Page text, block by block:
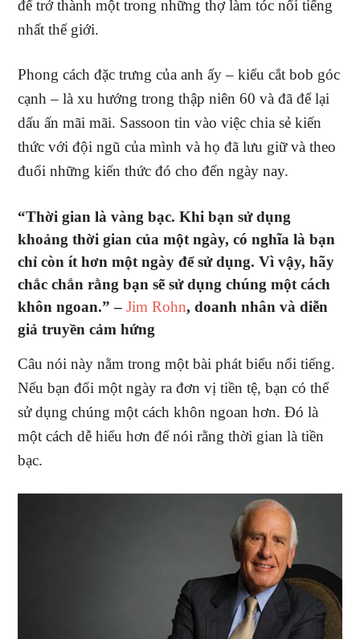
để trở thành một trong những thợ làm tóc nổi tiếng
nhất thế giới.
Phong cách đặc trưng của anh ấy – kiểu cắt bob góc
cạnh – là xu hướng trong thập niên 60 và đã để lại
dấu ấn mãi mãi. Sassoon tin vào việc chia sẻ kiến ​​
thức với đội ngũ của mình và họ đã lưu giữ và theo
đuổi những kiến thức đó cho đến ngày nay.
“Thời gian là vàng bạc. Khi bạn sử dụng
khoảng thời gian của một ngày, có nghĩa là bạn
chỉ còn ít hơn một ngày để sử dụng. Vì vậy, hãy
chắc chắn rằng bạn sẽ sử dụng chúng một cách
khôn ngoan.” –Jim Rohn, doanh nhân và diễn
giả truyền cảm hứng
Câu nói này nằm trong một bài phát biểu nổi tiếng.
Nếu bạn đổi một ngày ra đơn vị tiền tệ, bạn có thể
sử dụng chúng một cách khôn ngoan hơn. Đó là
một cách dễ hiểu hơn để nói rằng thời gian là tiền
bạc.